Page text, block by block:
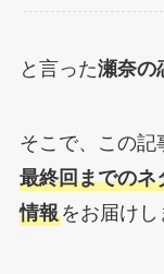
と言った瀬奈の
そこで、この記
最終回までのネ
情報をお届けし